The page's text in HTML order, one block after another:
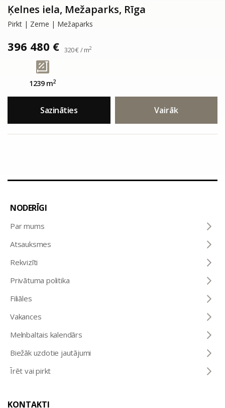
Ķelnes iela, Mežaparks, Rīga
Pirkt | Zeme | Mežaparks
396 480 € 320 € / m2
1239 m2
Sazināties Vairāk
NODERĪGI
Par mums
Atsauksmes
Rekvizīti
Privātuma politika
Filiāles
Vakances
Melnbaltais kalendārs
Biežāk uzdotie jautājumi
Īrēt vai pirkt
KONTAKTI